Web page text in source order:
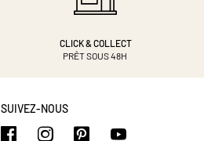
CLICK & COLLECT
PRÊT SOUS 48H
SUIVEZ-NOUS
https://https://https://https://